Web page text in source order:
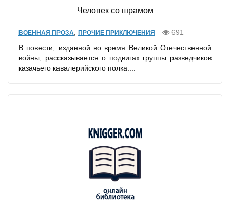
Человек со шрамом
ВОЕННАЯ ПРОЗА ПРОЧИЕ ПРИКЛЮЧЕНИЯ
691
В повести, изданной во время Великой Отечественной
войны, рассказывается о подвигах группы разведчиков
казачьего кавалерийского полка....